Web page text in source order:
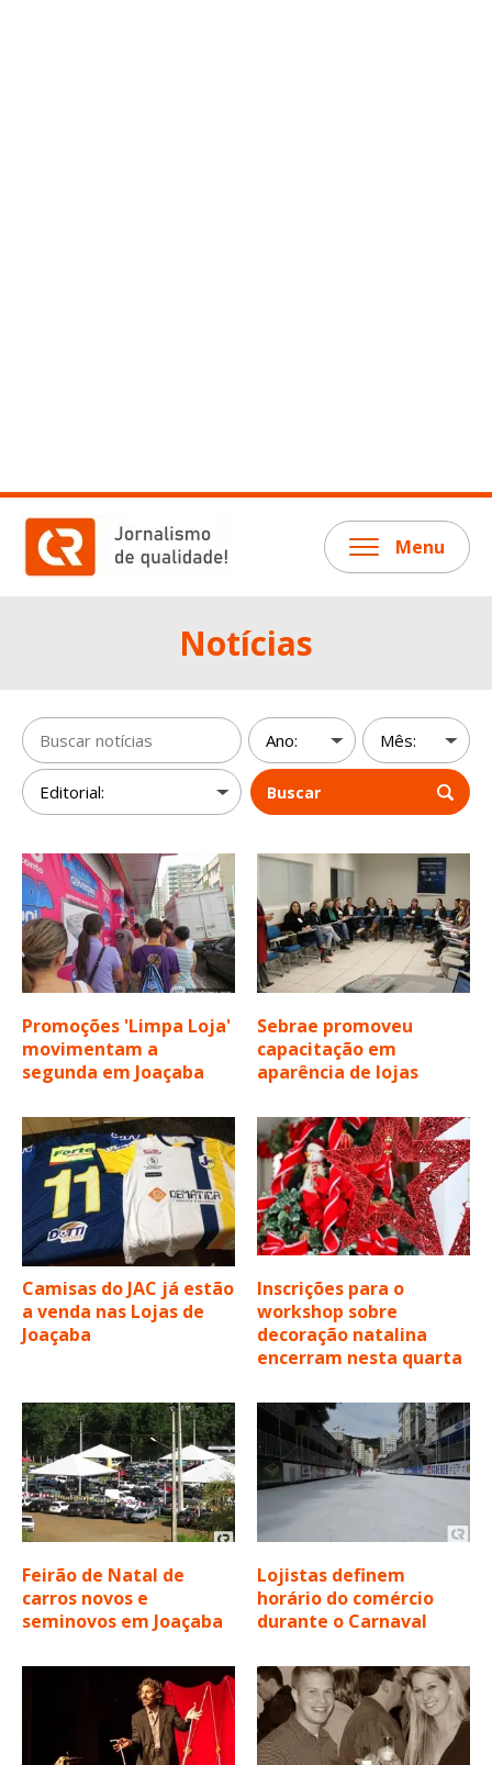
Menu
Notícias
Buscar
Promoções 'Limpa Loja'
movimentam a
segunda em Joaçaba
Sebrae promoveu
capacitação em
aparência de lojas
Camisas do JAC já estão
a venda nas Lojas de
Joaçaba
Inscrições para o
workshop sobre
decoração natalina
encerram nesta quarta
Feirão de Natal de
carros novos e
seminovos em Joaçaba
Lojistas definem
horário do comércio
durante o Carnaval